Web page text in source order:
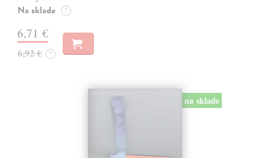
Na sklade ?
6,71 €
6,92 € ?
na sklade